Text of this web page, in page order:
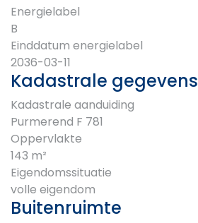
Energielabel
B
Einddatum energielabel
2036-03-11
Kadastrale gegevens
Kadastrale aanduiding
Purmerend F 781
Oppervlakte
143 m²
Eigendomssituatie
volle eigendom
Buitenruimte